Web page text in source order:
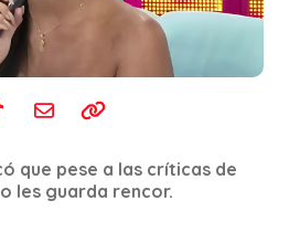
que pese a las críticas de
les guarda rencor.